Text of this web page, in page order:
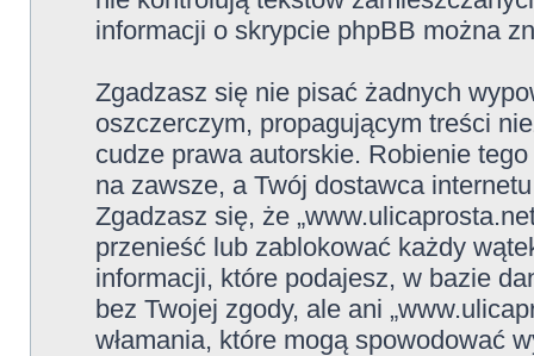
informacji o skrypcie phpBB można
Zgadzasz się nie pisać żadnych
oszczerczym, propagującym treści
cudze prawa autorskie. Robienie
na zawsze, a Twój dostawca
Zgadzasz się, że
przenieść lub zablokować każdy
informacji, które podajesz, w bazie
bez Twojej zgody, ale ani
włamania, które mogą spowodować